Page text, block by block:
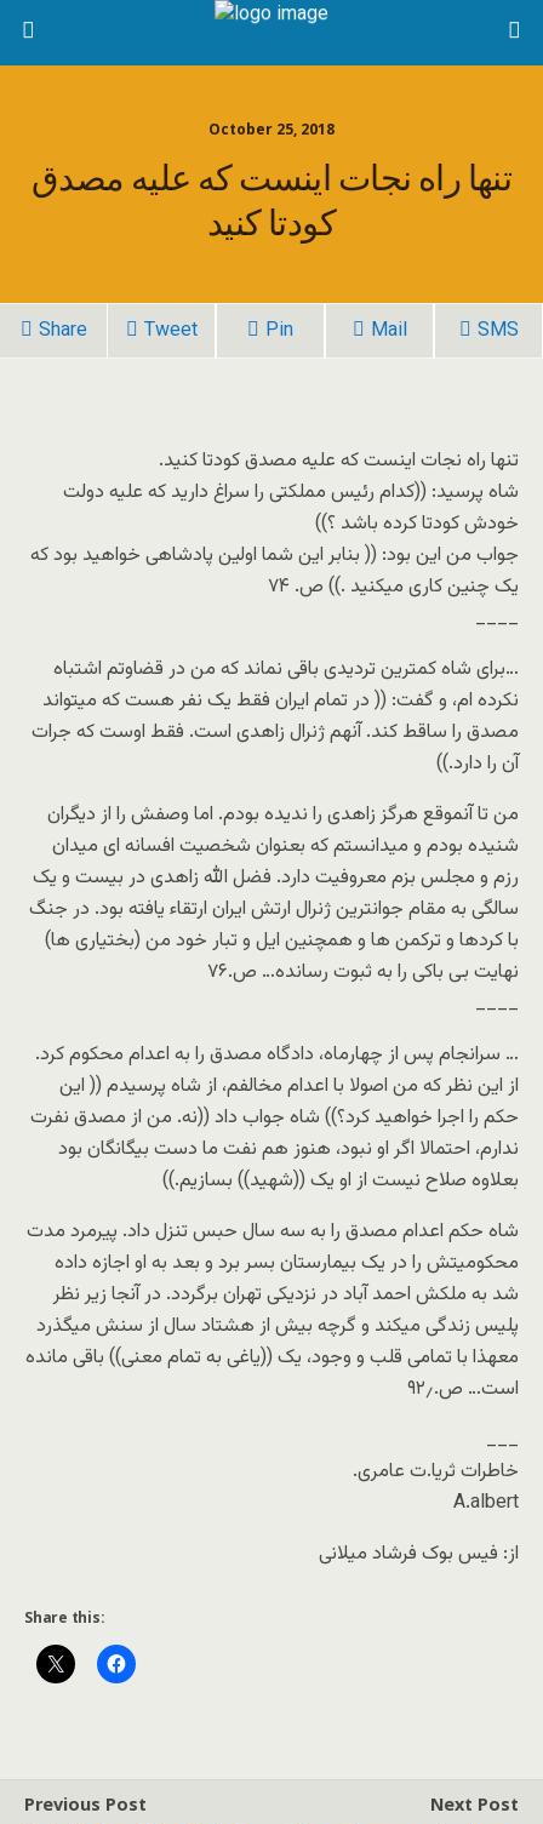
October 25, 2018
تنها راه نجات اینست که علیه مصدق
کودتا کنید
Share Tweet Pin Mail SMS
تنها راه نجات اینست که علیه مصدق کودتا کنید.
شاه پرسید: ((کدام رئیس مملکتی را سراغ دارید که علیه دولت
خودش کودتا کرده باشد ؟))
جواب من این بود: (( بنابر این شما اولین پادشاهی خواهید بود که
یک چنین کاری میکنید .)) ص. ۷۴
____
…برای شاه کمترین تردیدی باقی نماند که من در قضاوتم اشتباه
نکرده ام، و گفت: (( در تمام ایران فقط یک نفر هست که میتواند
مصدق را ساقط کند. آنهم ژنرال زاهدی است. فقط اوست که جرات
آن را دارد.))
من تا آنموقع هرگز زاهدی را ندیده بودم. اما وصفش را از دیگران
شنیده بودم و میدانستم که بعنوان شخصیت افسانه ای میدان
رزم و مجلس بزم معروفیت دارد. فضل الله زاهدی در بیست و یک
سالگی به مقام جوانترین ژنرال ارتش ایران ارتقاء یافته بود. در جنگ
با کردها و ترکمن ها و همچنین ایل و تبار خود من (بختیاری ها)
نهایت بی باکی را به ثبوت رسانده… ص.۷۶
____
… سرانجام پس از چهارماه، دادگاه مصدق را به اعدام محکوم کرد.
از این نظر که من اصولا با اعدام مخالفم، از شاه پرسیدم (( این
حکم را اجرا خواهید کرد؟)) شاه جواب داد ((نه. من از مصدق نفرت
ندارم، احتمالا اگر او نبود، هنوز هم نفت ما دست بیگانگان بود
بعلاوه صلاح نیست از او یک ((شهید)) بسازیم.))
شاه حکم اعدام مصدق را به سه سال حبس تنزل داد. پیرمرد مدت
محکومیتش را در یک بیمارستان بسر برد و بعد به او اجازه داده
شد به ملکش احمد آباد در نزدیکی تهران برگردد. در آنجا زیر نظر
پلیس زندگی میکند و گرچه بیش از هشتاد سال از سنش میگذرد
معهذا با تمامی قلب و وجود، یک ((یاغی به تمام معنی)) باقی مانده
است… ص.۹۲٫
___
خاطرات ثریا.ت عامری.
A.albert
از: فیس بوک فرشاد میلانی
Share this:
Previous Post Next Post